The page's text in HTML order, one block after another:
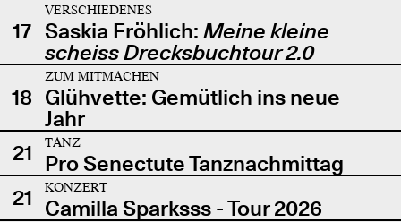
17
VERSCHIEDENES
Saskia Fröhlich: Meine kleine
scheiss Drecksbuchtour 2.0
18
ZUM MITMACHEN
Glühvette: Gemütlich ins neue
Jahr
21
TANZ
Pro Senectute Tanznachmittag
21
KONZERT
Camilla Sparksss - Tour 2026